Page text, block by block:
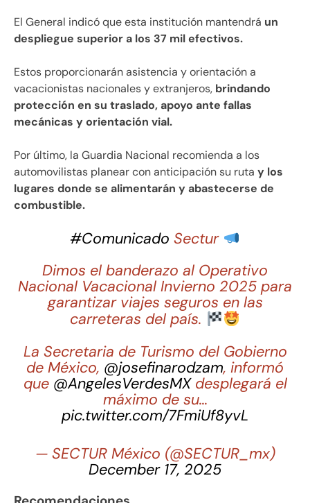
El General indicó que esta institución mantendrá un
despliegue superior a los 37 mil efectivos.
Estos proporcionarán asistencia y orientación a
vacacionistas nacionales y extranjeros, brindando
protección en su traslado, apoyo ante fallas
mecánicas y orientación vial.
Por último, la Guardia Nacional recomienda a los
automovilistas planear con anticipación su ruta y los
lugares donde se alimentarán y abastecerse de
combustible.
#Comunicado Sectur
Dimos el banderazo al Operativo
Nacional Vacacional Invierno 2025 para
garantizar viajes seguros en las
carreteras del país.
La Secretaria de Turismo del Gobierno
de México, @josefinarodzam, informó
que @AngelesVerdesMXdesplegará el
máximo de su…
pic.twitter.com/7FmiUf8yvL
— SECTUR México (@SECTUR_mx)
December 17, 2025